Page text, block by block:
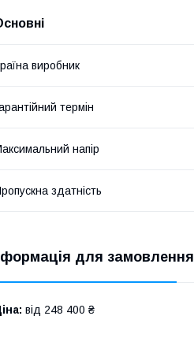
виробник
термін
напір
здатність
для замовлення
від 248 400 ₴